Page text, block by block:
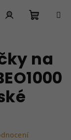
košík
na